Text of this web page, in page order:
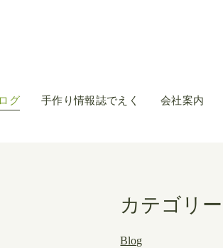
グ 手作り情報誌でえく 会社案内
カテゴリー
Blog